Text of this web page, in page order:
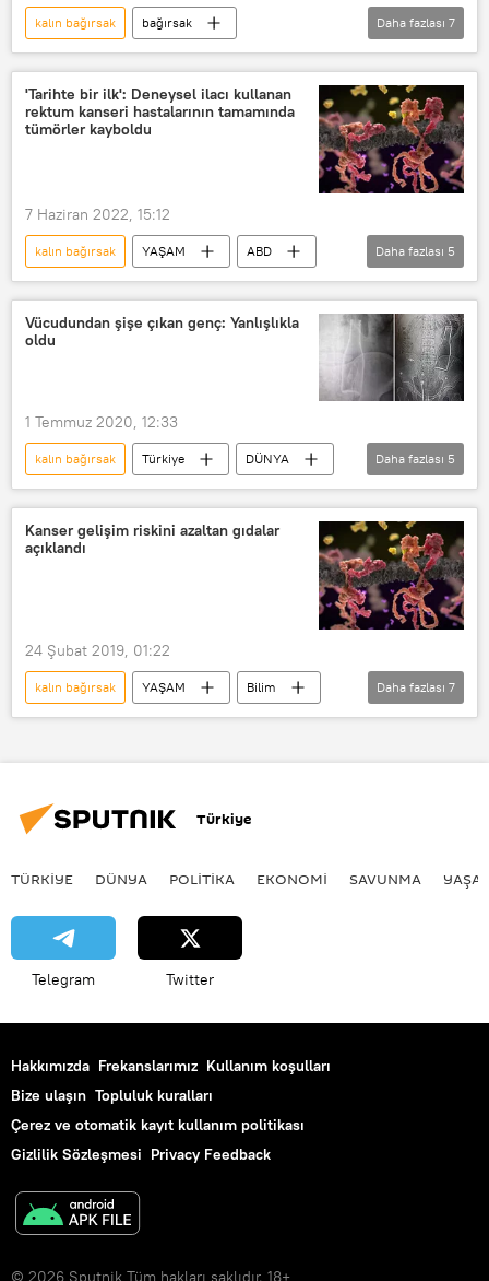
İnflamatuar bağırsak hastalıkları
Araştırma
Deney
kalın bağırsak
bağırsak
bağırsak tıkanıklığı
Sağlık
Irak Sağlık Bakanlığı
Kanser
Kanser tedavisi
Kanser ilacı
Daha fazlası 7
'Tarihte bir ilk': Deneysel ilacı kullanan
rektum kanseri hastalarının tamamında
tümörler kayboldu
7 Haziran 2022, 15:12
kalın bağırsak YAŞAM
ABD
Kanser
ilaç
Deney
Tedavi
yüzde 100
Daha fazlası 5
Vücudundan şişe çıkan genç: Yanlışlıkla
oldu
1 Temmuz 2020, 12:33
kalın bağırsak Türkiye
DÜNYA
Haberler
Karaman
şişe
bağırsak
Ameliyat
Daha fazlası 5
Kanser gelişim riskini azaltan gıdalar
açıklandı
24 Şubat 2019, 01:22
kalın bağırsak YAŞAM
Bilim
Haberler
Çin
Zhi Li
kolorektal kanser
Daha fazlası 7
Türkiye
TÜRKIYE DÜNYA POLİTİKA EKONOMİ SAVUNMA
Telegram Twitter
Hakkımızda Frekanslarımız Kullanım koşulları
Bize ulaşın Topluluk kuralları
Çerez ve otomatik kayıt kullanım politikası
Gizlilik Sözleşmesi Privacy Feedback
© 2026 Sputnik Tüm hakları saklıdır. 18+